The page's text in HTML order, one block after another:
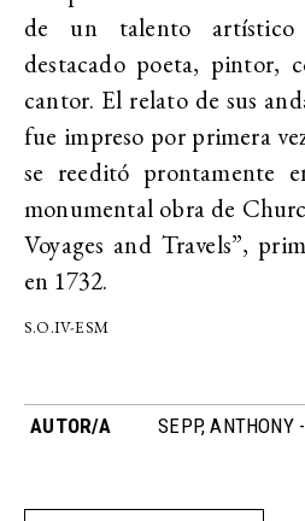
de un talento
destacado poeta, pintor,
cantor. El relato de sus
fue impreso por primera
se reeditó prontamente
monumental obra de
Voyages and Travels”,
en 1732.
S.O.IV-ESM
AUTOR/A SEPP, ANTHONY